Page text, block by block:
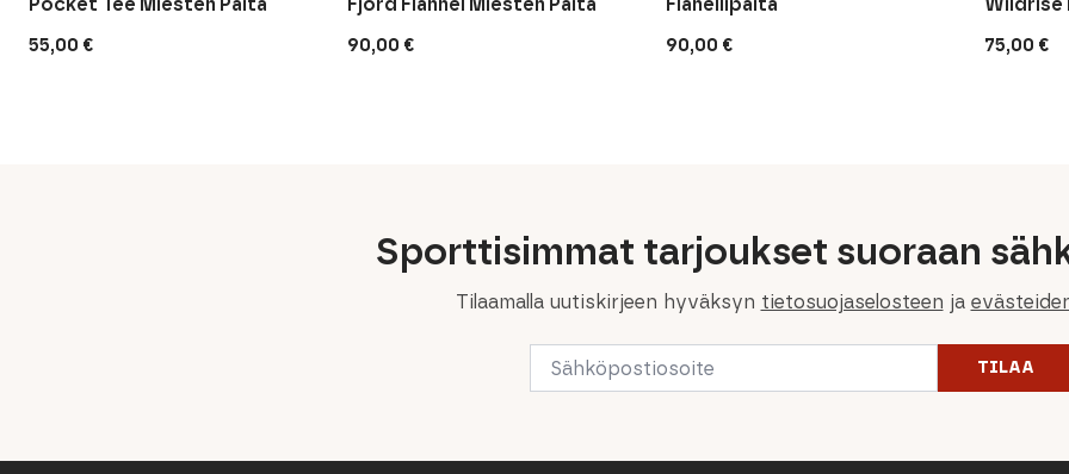
55,00 € 90,00 € 90,00 € 75,00 €
Sporttisimmat tarjoukset suoraan
Tilaamalla uutiskirjeen hyväksyn tietosuojaselosteen ja
Email
TILAA